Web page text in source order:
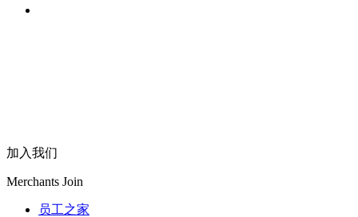
加入我们
Merchants Join
员工之家